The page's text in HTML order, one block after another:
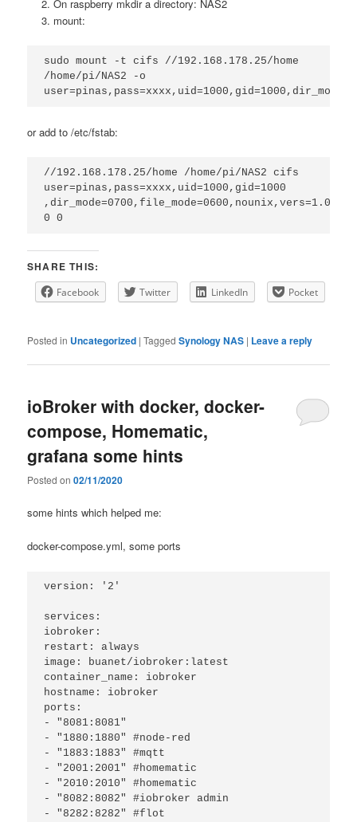
On raspberry mkdir a directory: NAS2
mount:
sudo mount -t cifs //192.168.178.25/home
/home/pi/NAS2 -o
or add to /etc/fstab:
//192.168.178.25/home /home/pi/NAS2 cifs
user=pinas,pass=xxxx,uid=1000,gid=1000
,dir_mode=0700,file_mode=0600,nounix,vers=1.0
0 0
SHARE THIS:
Facebook Twitter LinkedIn Pocket
Posted in Uncategorized |Tagged Synology NAS | Leave a reply
ioBroker with docker, docker-
compose, Homematic,
grafana some hints
Posted on02/11/2020
some hints which helped me:
docker-compose.yml, some ports
version: '2'
services:
iobroker:
restart: always
image: buanet/iobroker:latest
container_name: iobroker
hostname: iobroker
ports:
- "8081:8081"
- "1880:1880" #node-red
- "1883:1883" #mqtt
- "2001:2001" #homematic
- "2010:2010" #homematic
- "8082:8082" #iobroker admin
- "8282:8282" #flot